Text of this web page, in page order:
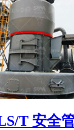
T 安全